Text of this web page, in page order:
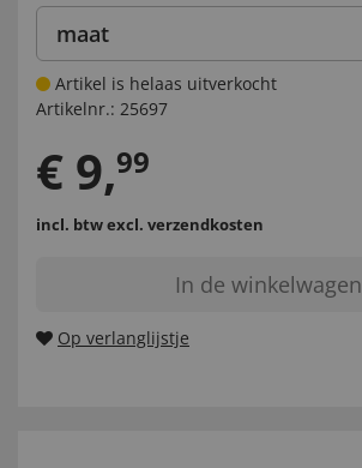
maat
Artikel is helaas uitverkocht
Artikelnr.: 25697
€ 9,99
incl. btwexcl. verzendkosten
In de winkelwagen
Op verlanglijstje